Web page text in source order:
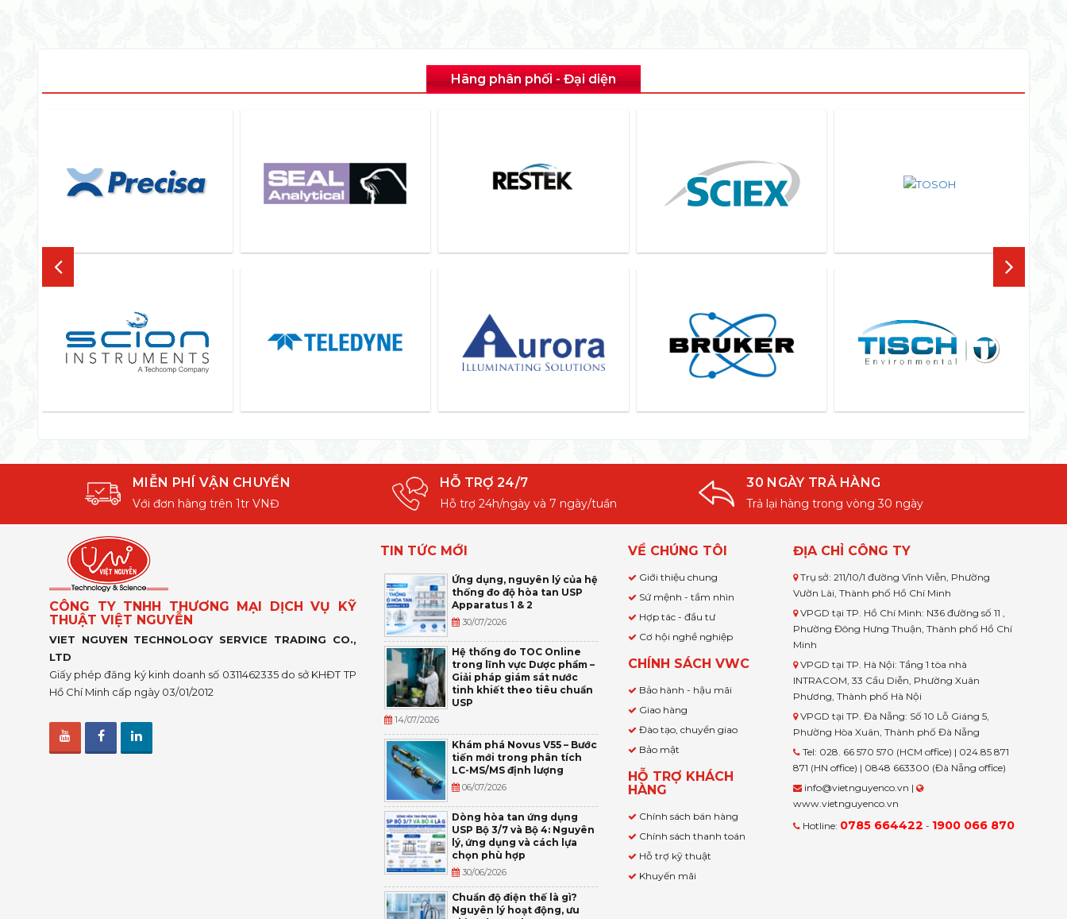
Hãng phân phối - Đại diện
MIỄN PHÍ VẬN CHUYỂN
Với đơn hàng trên 1tr VNĐ
HỖ TRỢ 24/7
Hỗ trợ 24h/ngày và 7 ngày/tuần
30 NGÀY TRẢ HÀNG
Trả lại hàng trong vòng 30 ngày
CÔNG TY TNHH THƯƠNG MẠI DỊCH VỤ KỸ
THUẬT VIỆT NGUYỄN
VIET NGUYEN TECHNOLOGY SERVICE TRADING CO.,
LTD
Giấy phép đăng ký kinh doanh số 0311462335 do sở KHĐT TP
Hồ Chí Minh cấp ngày 03/01/2012
TIN TỨC MỚI
Ứng dụng, nguyên lý của hệ
thống đo độ hòa tan USP
Apparatus 1 & 2
30/07/2026
Hệ thống đo TOC Online
trong lĩnh vực Dược phẩm –
Giải pháp giám sát nước
tinh khiết theo tiêu chuẩn
USP
14/07/2026
Khám phá Novus V55 – Bước
tiến mới trong phân tích
LC-MS/MS định lượng
06/07/2026
Dòng hòa tan ứng dụng
USP Bộ 3/7 và Bộ 4: Nguyên
lý, ứng dụng và cách lựa
chọn phù hợp
30/06/2026
Chuẩn độ điện thế là gì?
Nguyên lý hoạt động, ưu
VỀ CHÚNG TÔI
Giới thiệu chung
Sứ mệnh - tầm nhìn
Hợp tác - đầu tư
Cơ hội nghề nghiệp
CHÍNH SÁCH VWC
Bảo hành - hậu mãi
Giao hàng
Đào tạo, chuyển giao
Bảo mật
HỖ TRỢ KHÁCH
HÀNG
Chính sách bán hàng
Chính sách thanh toán
Hỗ trợ kỹ thuật
Khuyến mãi
ĐỊA CHỈ CÔNG TY
Trụ sở: 211/10/1 đường Vĩnh Viễn, Phường
Vườn Lài, Thành phố Hồ Chí Minh
VPGD tại TP. Hồ Chí Minh: N36 đường số 11 ,
Phường Đông Hưng Thuận, Thành phố Hồ Chí
Minh
VPGD tại TP. Hà Nội: Tầng 1 tòa nhà
INTRACOM, 33 Cầu Diễn, Phường Xuân
Phương, Thành phố Hà Nội
VPGD tại TP. Đà Nẵng: Số 10 Lỗ Giáng 5,
Phường Hòa Xuân, Thành phố Đà Nẵng
Tel: 028. 66 570 570 (HCM office) | 024.85 871
871 (HN office) | 0848 663300 (Đà Nẵng office)
info@vietnguyenco.vn |
www.vietnguyenco.vn
Hotline: 0785 664422 - 1900 066 870